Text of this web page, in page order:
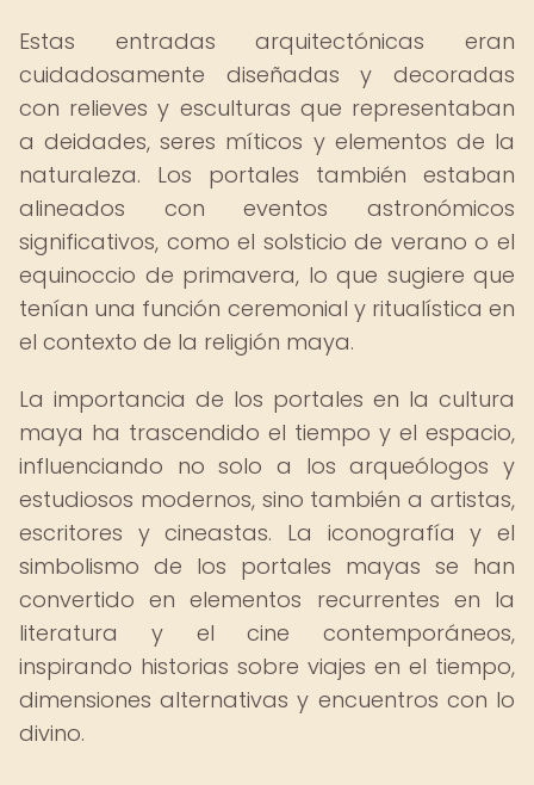
Estas entradas arquitectónicas eran
cuidadosamente diseñadas y decoradas
con relieves y esculturas que representaban
a deidades, seres míticos y elementos de la
naturaleza. Los portales también estaban
alineados con eventos astronómicos
significativos, como el solsticio de verano o el
equinoccio de primavera, lo que sugiere que
tenían una función ceremonial y ritualística en
el contexto de la religión maya.
La importancia de los portales en la cultura
maya ha trascendido el tiempo y el espacio,
influenciando no solo a los arqueólogos y
estudiosos modernos, sino también a artistas,
escritores y cineastas. La iconografía y el
simbolismo de los portales mayas se han
convertido en elementos recurrentes en la
literatura y el cine contemporáneos,
inspirando historias sobre viajes en el tiempo,
dimensiones alternativas y encuentros con lo
divino.